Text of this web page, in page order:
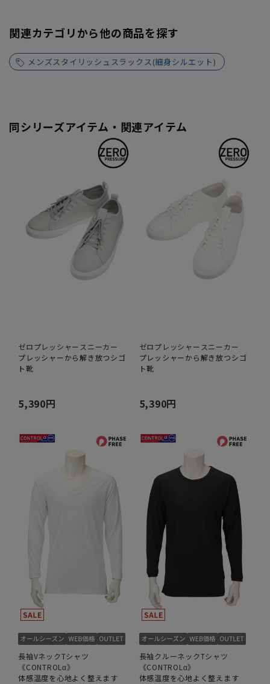
関連カテゴリから他の商品を探す
メンズスタイリッシュスラックス(細身シルエット)
同シリーズアイテム・関連アイテム
ゼロプレッシャースニーカー
プレッシャーから解き放つシゴ
ト靴
5,390円
ゼロプレッシャースニーカー
プレッシャーから解き放つシゴ
ト靴
5,390円
長袖VネックTシャツ
《CONTROLα》
体感温度を心地よく整えます
長袖クルーネックTシャツ
《CONTROLα》
体感温度を心地よく整えます